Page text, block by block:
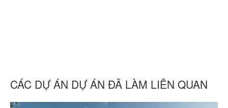
CÁC DỰ ÁN DỰ ÁN ĐÃ LÀM LIÊN QUAN